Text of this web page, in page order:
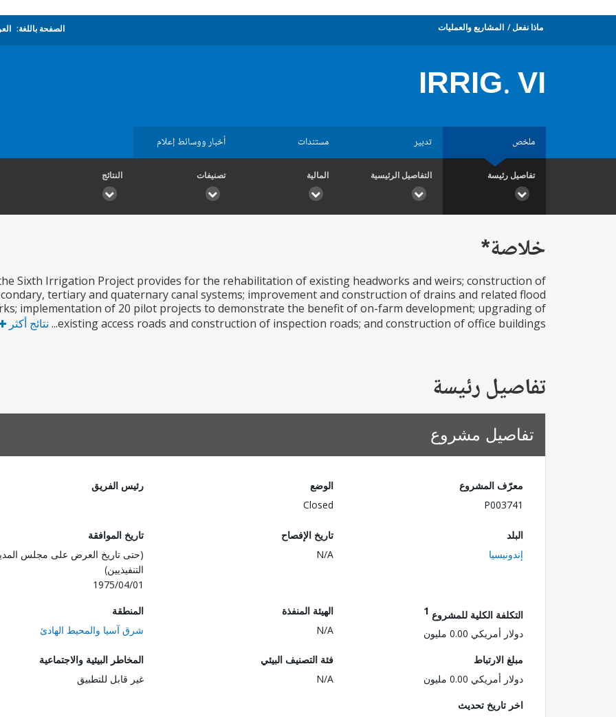
ماذا نفعل المشاريع والعمليات الصفحة باللغة:
IRRIG. VI
ملخص تدبير مستندات أخبار ووسائط إعلام
تفاصيل رئيسة التفاصيل الرئيسية المالية تصنيفات النتائج
خلاصة*
Sixth Irrigation Project provides for the rehabilitation of existing headworks and weirs; construction of
tertiary and quaternary canal systems; improvement and construction of drains and related flood
implementation of 20 pilot projects to demonstrate the benefit of on-farm development; upgrading of
existing access roads and construction of inspection roads; and construction of office buildings...
نتائج أكثر
تفاصيل رئيسة
تفاصيل مشروع
معرّف المشروع
P003741
الوضع
Closed
رئيس الفريق
البلد
إندونيسيا
تاريخ الإفصاح
N/A
تاريخ الموافقة
(حتى تاريخ العرض على مجلس
التنفيذيين)
1975/04/01
التكلفة الكلية للمشروع 1
دولار أمريكي 0.00 مليون
الهيئة المنفذة
N/A
المنطقة
شرق آسيا والمحيط الهادئ
مبلغ الارتباط
دولار أمريكي 0.00 مليون
فئة التصنيف البيئي
N/A
المخاطر البيئية والاجتماعية
غير قابل للتطبيق
اخر تاريخ تحديث